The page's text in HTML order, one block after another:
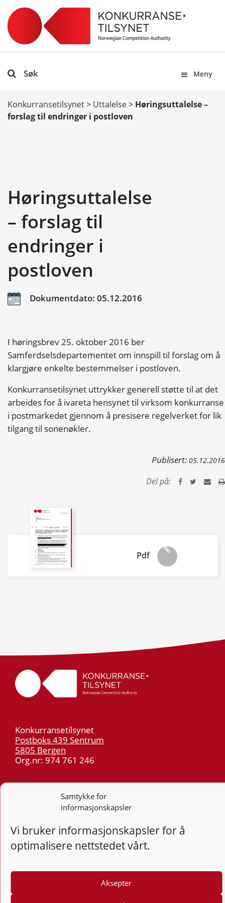
Samtykke for
informasjonskapsler
Vi bruker informasjonskapsler for å
optimalisere nettstedet vårt.
Aksepter
Søk Meny
Konkurransetilsynet> Uttalelse> Høringsuttalelse –
forslag til endringer i postloven
Høringsuttalelse
– forslag til
endringer i
postloven
Dokumentdato: 05.12.2016
I høringsbrev 25. oktober 2016 ber
Samferdselsdepartementet om innspill til forslag om å
klargjøre enkelte bestemmelser i postloven.
Konkurransetilsynet uttrykker generell støtte til at det
arbeides for å ivareta hensynet til virksom konkurranse
i postmarkedet gjennom å presisere regelverket for lik
tilgang til sonenøkler.
Publisert: 05.12.2016
Del på:
Pdf
Konkurransetilsynet
Postboks 439 Sentrum
5805 Bergen
Org.nr: 974 761 246
post@kt.no